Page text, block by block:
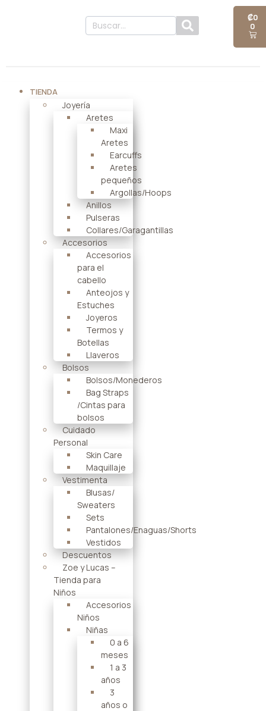
₡0
0
TIENDA
Joyería
Aretes
Maxi
Aretes
Earcuffs
Aretes
pequeños
Argollas/Hoops
Anillos
Pulseras
Collares/Garagantillas
Accesorios
Accesorios
para el
cabello
Anteojos y
Estuches
Joyeros
Termos y
Botellas
Llaveros
Bolsos
Bolsos/Monederos
Bag Straps
/Cintas para
bolsos
Cuidado
Personal
Skin Care
Maquillaje
Vestimenta
Blusas/
Sweaters
Sets
Pantalones/Enaguas/Shorts
Vestidos
Descuentos
Zoe y Lucas –
Tienda para
Niños
Accesorios
Niños
Niñas
0 a 6
meses
1 a 3
años
3
años o